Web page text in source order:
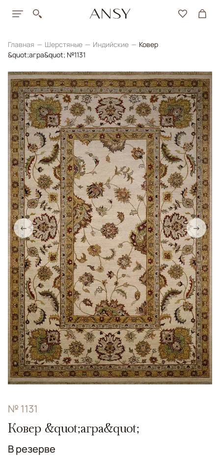
Главная Шерстяные Индийские
Ковер
&quot;агра&quot; №1131
← →
№ 1131
Ковер &quot;агра&quot;
В резерве